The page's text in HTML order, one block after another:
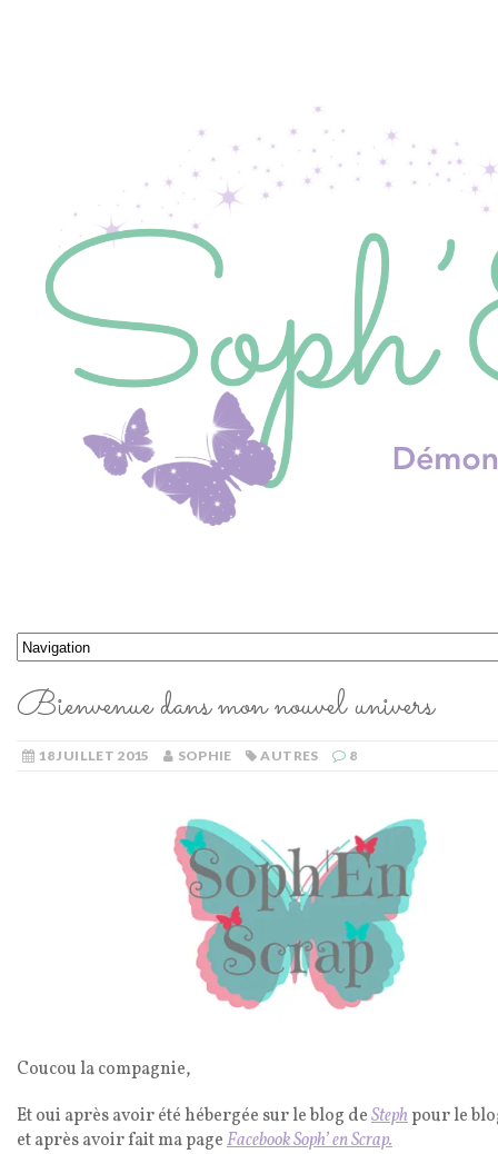
Bienvenue dans mon nouvel univers
18 JUILLET 2015 SOPHIE AUTRES 8
Coucou la compagnie,
Et oui après avoir été hébergée sur le blog deStephpour le
et après avoir fait ma pageFacebook Soph’ en Scrap.